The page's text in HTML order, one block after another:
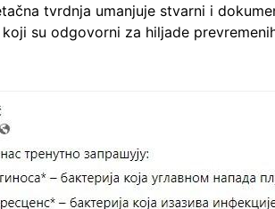
tvrdnja umanjuje stvarni i
su odgovorni za hiljade